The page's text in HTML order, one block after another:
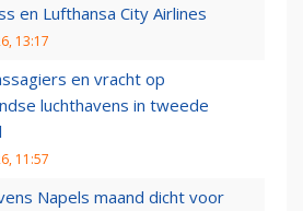
en Lufthansa City Airlines
13:17
en vracht op
luchthavens in tweede
11:57
Napels maand dicht voor